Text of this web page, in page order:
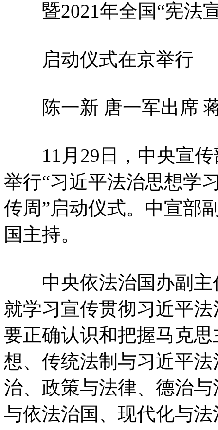
暨2021年全国“宪法
启动仪式在京举行
陈一新 唐一军出席
11月29日，中央宣传
举行“习近平法治思想学
传周”启动仪式。中宣部
国主持。
中央依法治国办副主
就学习宣传贯彻习近平
要正确认识和把握马克
想、传统法制与习近平
治、政策与法律、德治
与依法治国、现代化与